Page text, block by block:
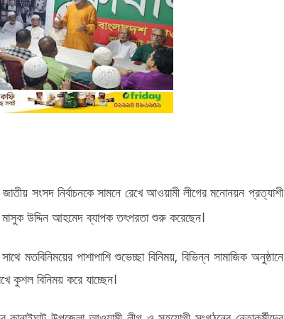
আসছেন
সমাবেশ,
আঁধারে
সংসদ নির্বাচনকে সামনে রেখে আওয়ামী লীগের মনোনয়ন প্রত্যাশী
মাসুক উদ্দিন আহমেদ ব্যাপক তৎপরতা শুরু করেছেন।
মতবিনিময়ের পাশাপাশি শুভেচ্ছা বিনিময়, বিভিন্ন সামাজিক অনুষ্ঠানে
কুশল বিনিময় করে যাচ্ছেন।